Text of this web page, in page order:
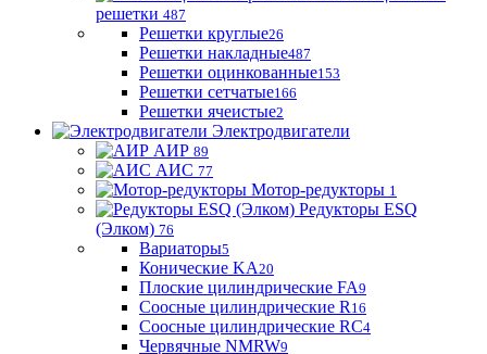
решетки 487
Решетки круглые26
Решетки накладные487
Решетки оцинкованные153
Решетки сетчатые166
Решетки ячеистые2
Электродвигатели
АИР 89
АИС 77
Мотор-редукторы 1
Редукторы ESQ
(Элком) 76
Вариаторы5
Конические KA20
Плоские цилиндрические FA9
Соосные цилиндрические R 16
Соосные цилиндрические RC4
Червячные NMRW9